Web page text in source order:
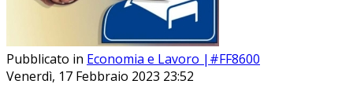
Pubblicato in Economia e Lavoro |#FF8600
Venerdì, 17 Febbraio 2023 23:52